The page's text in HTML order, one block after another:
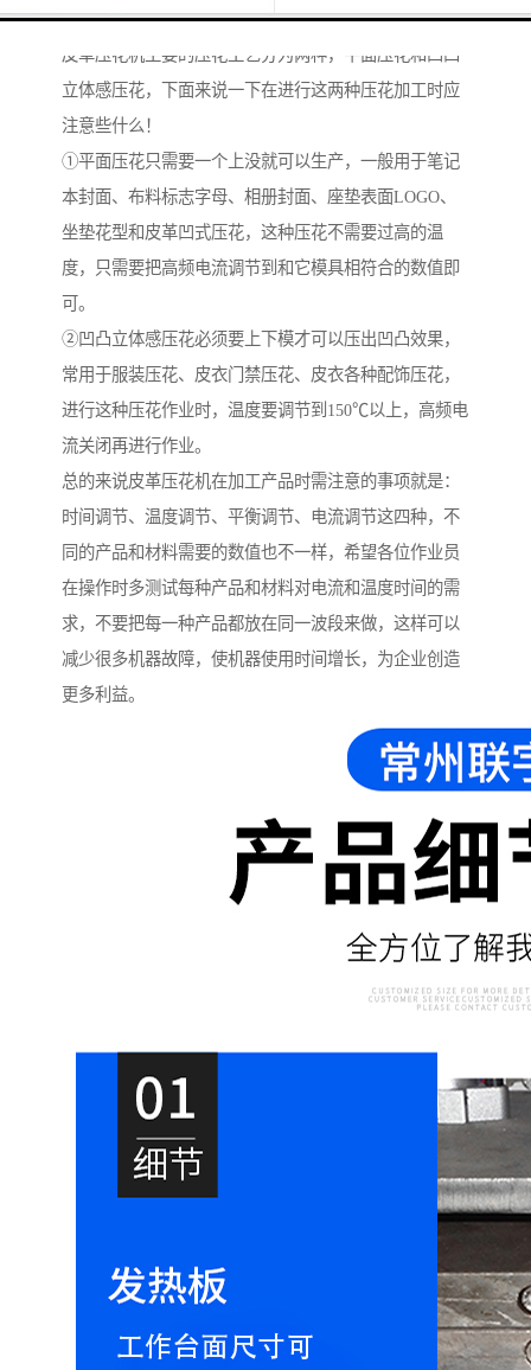
皮革压花机主要的压花工艺分为两种，平面压花和凹凸
立体感压花，下面来说一下在进行这两种压花加工时应
注意些什么！
①平面压花只需要一个上没就可以生产，一般用于笔记
本封面、布料标志字母、相册封面、座垫表面LOGO、
坐垫花型和皮革凹式压花，这种压花不需要过高的温
度，只需要把高频电流调节到和它模具相符合的数值即
可。
②凹凸立体感压花必须要上下模才可以压出凹凸效果，
常用于服装压花、皮衣门禁压花、皮衣各种配饰压花，
进行这种压花作业时，温度要调节到150℃以上，高频电
流关闭再进行作业。
总的来说皮革压花机在加工产品时需注意的事项就是：
时间调节、温度调节、平衡调节、电流调节这四种，不
同的产品和材料需要的数值也不一样，希望各位作业员
在操作时多测试每种产品和材料对电流和温度时间的需
求，不要把每一种产品都放在同一波段来做，这样可以
减少很多机器故障，使机器使用时间增长，为企业创造
更多利益。